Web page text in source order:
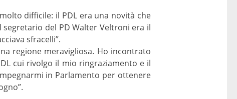
difficile: il PDL era una novità che
del PD Walter Veltroni era il
sfracelli”.
regione meravigliosa. Ho incontrato
cui rivolgo il mio ringraziamento e il
in Parlamento per ottenere